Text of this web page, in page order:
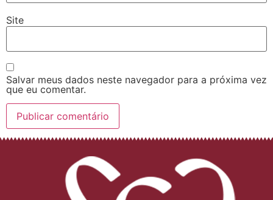
Site
Salvar meus dados neste navegador para a próxima vez
que eu comentar.